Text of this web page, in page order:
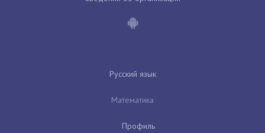
Русский язык
Математика
Профиль